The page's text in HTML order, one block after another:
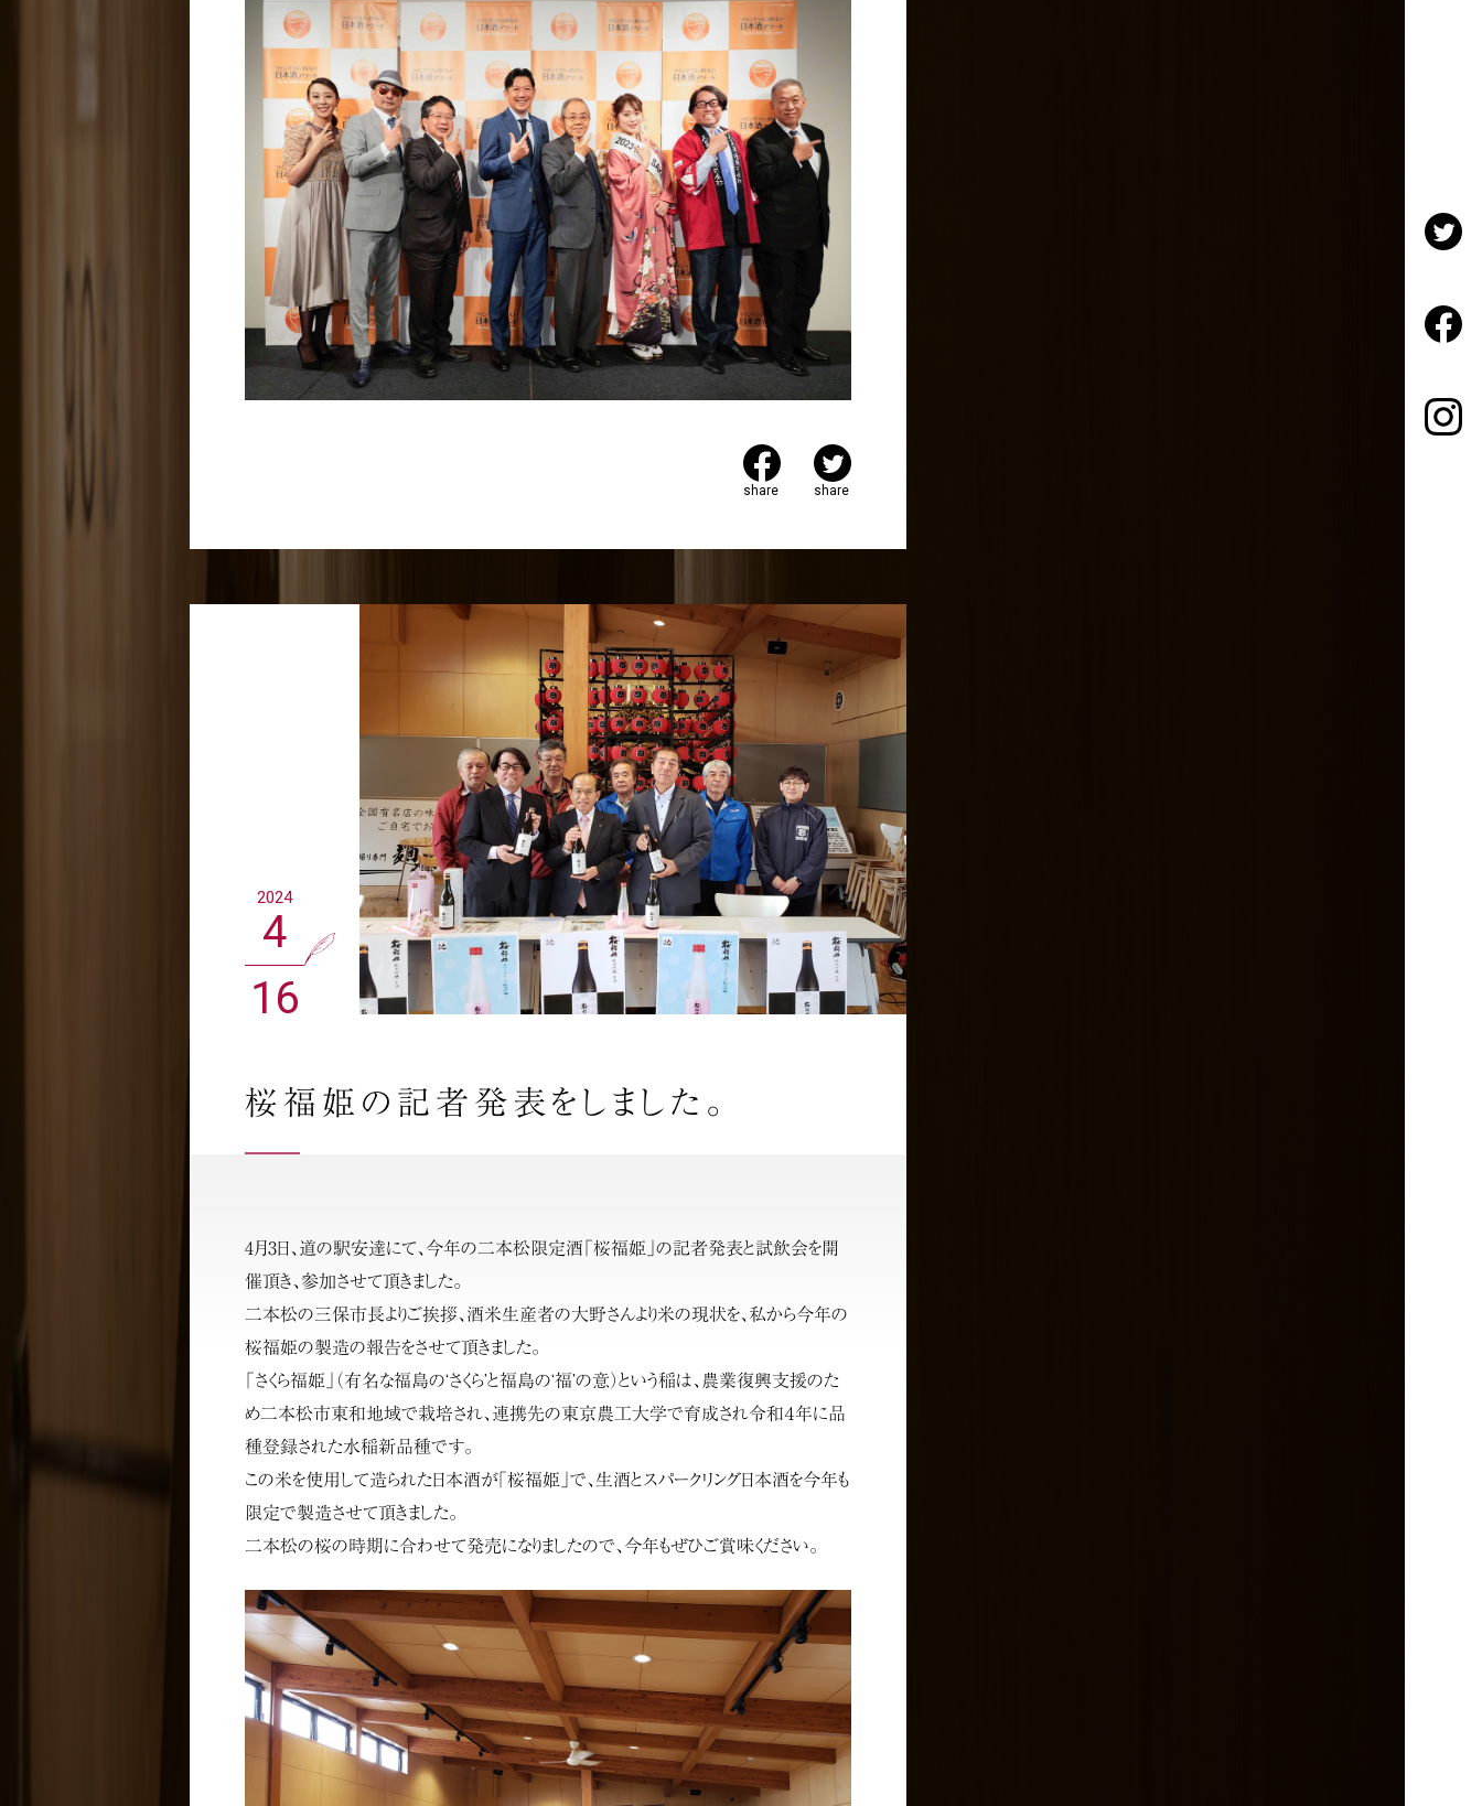
share share
2024
4
16
桜福姫の記者発表をしました。
4月3日、道の駅安達にて、今年の二本松限定酒「桜福姫」の記者発表と試飲会を開
催頂き、参加させて頂きました。
二本松の三保市長よりご挨拶、酒米生産者の大野さんより米の現状を、私から今年の
桜福姫の製造の報告をさせて頂きました。
「さくら福姫」（有名な福島の‘さくら’と福島の‘福’の意）という稲は、農業復興支援のた
め二本松市東和地域で栽培され、連携先の東京農工大学で育成され令和４年に品
種登録された水稲新品種です。
この米を使用して造られた日本酒が「桜福姫」で、生酒とスパークリング日本酒を今年も
限定で製造させて頂きました。
二本松の桜の時期に合わせて発売になりましたので、今年もぜひご賞味ください。